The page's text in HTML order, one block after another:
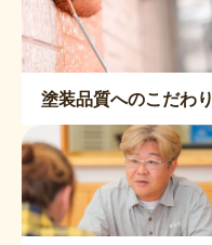
塗装品質へのこだわり